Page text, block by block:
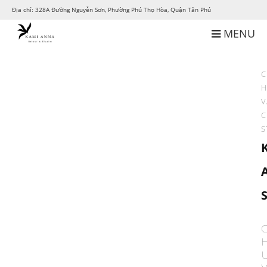
Địa chỉ: 328A Đường Nguyễn Sơn, Phường Phú Thọ Hòa, Quận Tân Phú
MENU